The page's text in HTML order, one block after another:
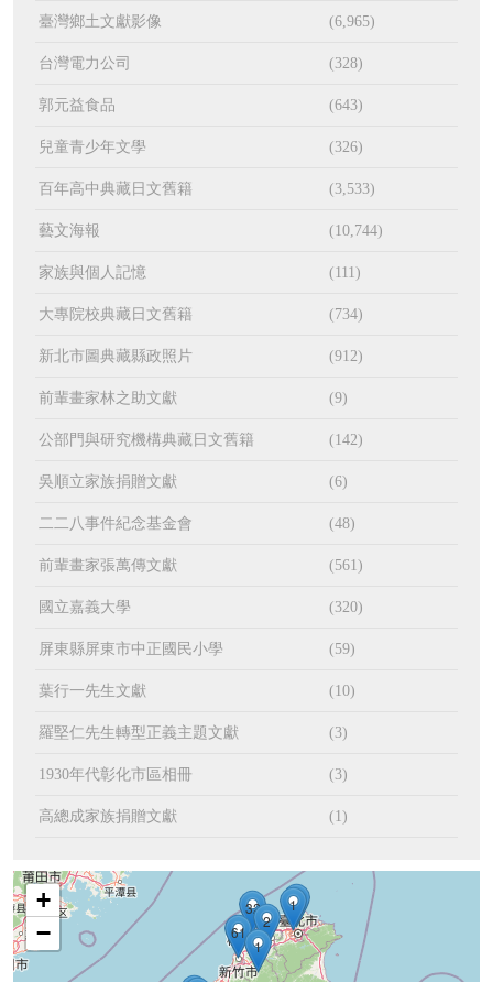
臺灣鄉土文獻影像 (6,965)
台灣電力公司 (328)
郭元益食品 (643)
兒童青少年文學 (326)
百年高中典藏日文舊籍 (3,533)
藝文海報 (10,744)
家族與個人記憶 (111)
大專院校典藏日文舊籍 (734)
新北市圖典藏縣政照片 (912)
前輩畫家林之助文獻 (9)
公部門與研究機構典藏日文舊籍 (142)
吳順立家族捐贈文獻 (6)
二二八事件紀念基金會 (48)
前輩畫家張萬傳文獻 (561)
國立嘉義大學 (320)
屏東縣屏東市中正國民小學 (59)
葉行一先生文獻 (10)
羅堅仁先生轉型正義主題文獻 (3)
1930年代彰化市區相冊 (3)
高總成家族捐贈文獻 (1)
61
32 4
2
1
1
+
−